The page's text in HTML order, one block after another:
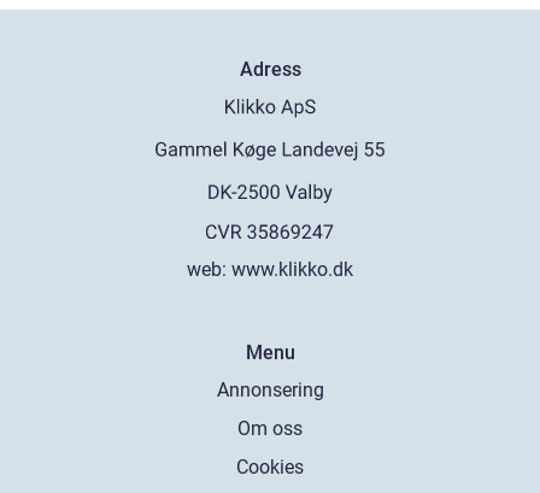
Adress
web: www.klikko.dk
Menu
Annonsering
Om oss
Cookies